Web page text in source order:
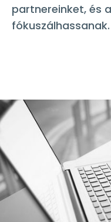
partnereinket, és
fókuszálhassanak.